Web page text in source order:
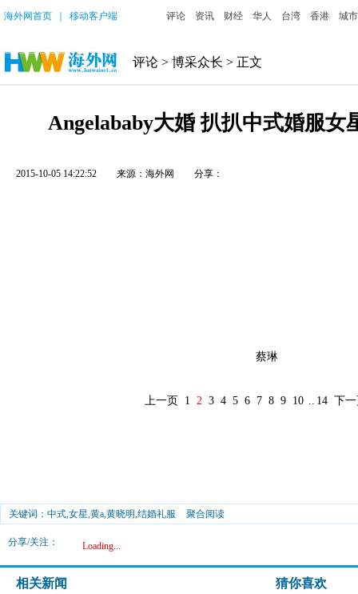
海外网首页 移动客户端 评论 资讯 财经 华人 台湾 香港 城市
评论 > 博采众长 > 正文
Angelababy大婚 扒扒中式婚服女
2015-10-05 14:22:52 来源：海外网 分享：
蔡琳
上一页 1 2 3 4 5 6 7 8 9 10 .. 14 下
关键词：中式,女星,黄a,黄晓明,结婚礼服 聚合阅读
分享/关注： Loading...
相关新闻 猜你喜欢